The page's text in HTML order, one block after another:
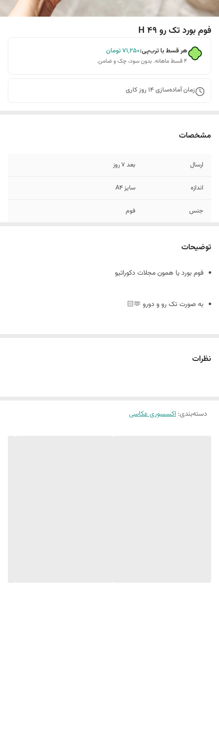
فوم بورد تک رو H 49
هر قسط با ترب‌پی:۷۱٬۲۵۰تومان
۴ قسط ماهانه. بدون سود، چک و ضامن.
زمان آماده‌سازی 14 روز کاری
مشخصات
ارسال بعد 7 روز
اندازه سایز A4
جنس فوم
توضیحات
فوم بورد یا همون مجلات دکوراتیو
به صورت تک رو و دورو 🫶🏻
نظرات
دسته‌بندی: اکسسوری عکاسی